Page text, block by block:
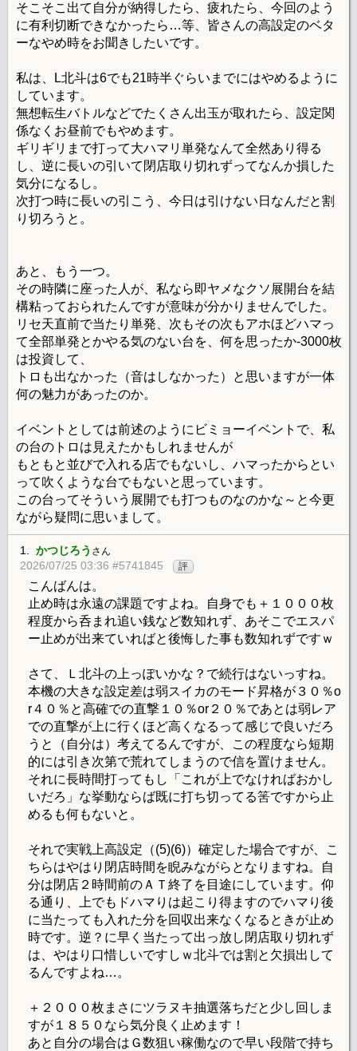
そこそこ出て自分が納得したら、疲れたら、今回のよう
に有利切断できなかったら…等、皆さんの高設定のベタ
ーなやめ時をお聞きしたいです。
私は、L北斗は6でも21時半ぐらいまでにはやめるように
しています。
無想転生バトルなどでたくさん出玉が取れたら、設定関
係なくお昼前でもやめます。
ギリギリまで打って大ハマリ単発なんて全然あり得る
し、逆に長いの引いて閉店取り切れずってなんか損した
気分になるし。
次打つ時に長いの引こう、今日は引けない日なんだと割
り切ろうと。
あと、もう一つ。
その時隣に座った人が、私なら即ヤメなクソ展開台を結
構粘っておられたんですが意味が分かりませんでした。
リセ天直前で当たり単発、次もその次もアホほどハマっ
て全部単発とかやる気のない台を、何を思ったか-3000枚
は投資して、
トロも出なかった（音はしなかった）と思いますが一体
何の魅力があったのか。
イベントとしては前述のようにビミョーイベントで、私
の台のトロは見えたかもしれませんが
もともと並びで入れる店でもないし、ハマったからとい
って吹くような台でもないと思っています。
この台ってそういう展開でも打つものなのかな～と今更
ながら疑問に思いまして。
1. かつじろう さん
2026/07/25 03:36 #5741845 評
こんばんは。
止め時は永遠の課題ですよね。自身でも＋１０００枚
程度から呑まれ追い銭など数知れず、あそこでエスパ
ー止めが出来ていればと後悔した事も数知れずですｗ
さて、Ｌ北斗の上っぽいかな？で続行はないっすね。
本機の大きな設定差は弱スイカのモード昇格が３０％o
r４０％と高確での直撃１０％or２０％であとは弱レア
での直撃が上に行くほど高くなるって感じで良いだろ
うと（自分は）考えてるんですが、この程度なら短期
的には引き次第で荒れてしまうので信を置けません。
それに長時間打ってもし「これが上でなければおかし
いだろ」な挙動ならば既に打ち切ってる筈ですから止
めるも何もないと。
それで実戦上高設定（(5)(6)）確定した場合ですが、こ
ちらはやはり閉店時間を睨みながらとなりますね。自
分は閉店２時間前のＡＴ終了を目途にしています。仰
る通り、上でもドハマりは起こり得ますのでハマり後
に当たっても入れた分を回収出来なくなるときが止め
時です。逆？に早く当たって出っ放し閉店取り切れず
は、やはり口惜しいですしｗ北斗では割と欠損出して
るんですよね…。
＋２０００枚まさにツラヌキ抽選落ちだと少し回しま
すが１８５０なら気分良く止めます！
あと自分の場合はＧ数狙い稼働なので早い段階で持ち